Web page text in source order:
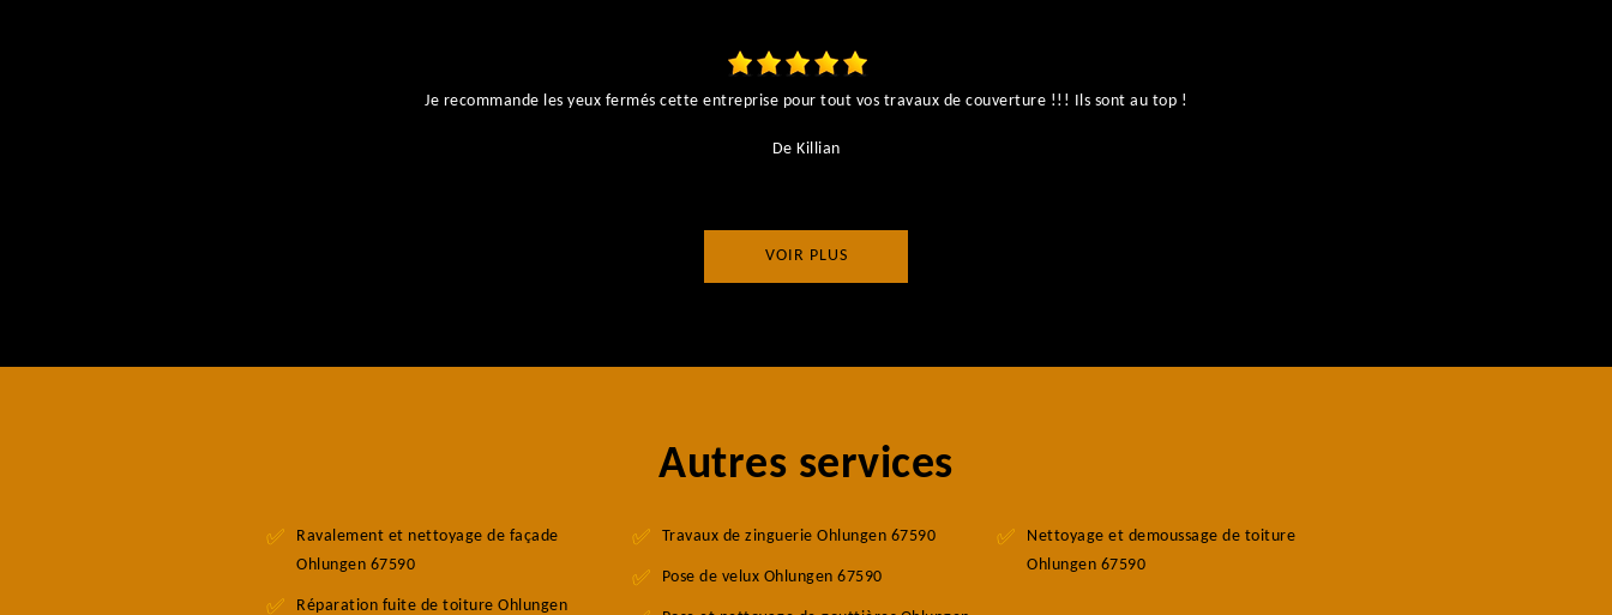
Je recommande les yeux fermés cette entreprise pour tout vos travaux de couverture !!! Ils sont au top !
De Killian
VOIR PLUS
Autres services
Ravalement et nettoyage de façade
Ohlungen 67590
Réparation fuite de toiture Ohlungen
Travaux de zinguerie Ohlungen 67590
Pose de velux Ohlungen 67590
Nettoyage et demoussage de toiture
Ohlungen 67590